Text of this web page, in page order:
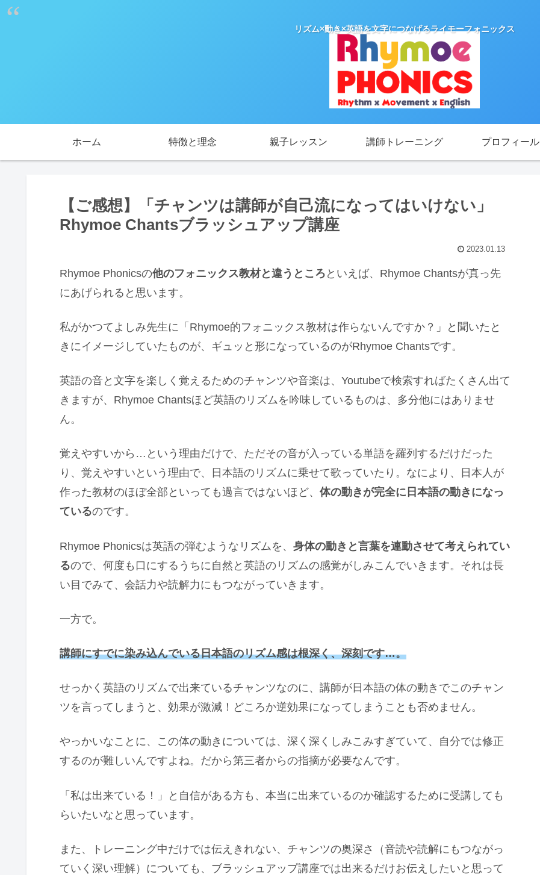
リズム×動き×英語を文字につなげるライモーフォニックス
ホーム 特徴と理念 親子レッスン 講師トレーニング プロフィール
【ご感想】「チャンツは講師が自己流になってはいけない」
Rhymoe Chantsブラッシュアップ講座
2023.01.13
Rhymoe Phonicsの他のフォニックス教材と違うところ といえば、Rhymoe Chantsが真っ先
にあげられると思います。
私がかつてよしみ先生に「Rhymoe的フォニックス教材は作らないんですか？」と聞いたと
きにイメージしていたものが、ギュッと形になっているのがRhymoe Chantsです。
英語の音と文字を楽しく覚えるためのチャンツや音楽は、Youtubeで検索すればたくさん出て
きますが、Rhymoe Chantsほど英語のリズムを吟味しているものは、多分他にはありませ
ん。
覚えやすいから…という理由だけで、ただその音が入っている単語を羅列するだけだった
り、覚えやすいという理由で、日本語のリズムに乗せて歌っていたり。なにより、日本人が
作った教材のほぼ全部といっても過言ではないほど、 体の動きが完全に日本語の動きになっ
ているのです。
Rhymoe Phonicsは英語の弾むようなリズムを、 身体の動きと言葉を連動させて考えられてい
るので、何度も口にするうちに自然と英語のリズムの感覚がしみこんでいきます。それは長
い目でみて、会話力や読解力にもつながっていきます。
一方で。
講師にすでに染み込んでいる日本語のリズム感は根深く、深刻です…。
せっかく英語のリズムで出来ているチャンツなのに、講師が日本語の体の動きでこのチャン
ツを言ってしまうと、効果が激減！どころか逆効果になってしまうことも否めません。
やっかいなことに、この体の動きについては、深く深くしみこみすぎていて、自分では修正
するのが難しいんですよね。だから第三者からの指摘が必要なんです。
「私は出来ている！」と自信がある方も、本当に出来ているのか確認するために受講しても
らいたいなと思っています。
また、トレーニング中だけでは伝えきれない、チャンツの奥深さ（音読や読解にもつながっ
ていく深い理解）についても、ブラッシュアップ講座では出来るだけお伝えしたいと思って